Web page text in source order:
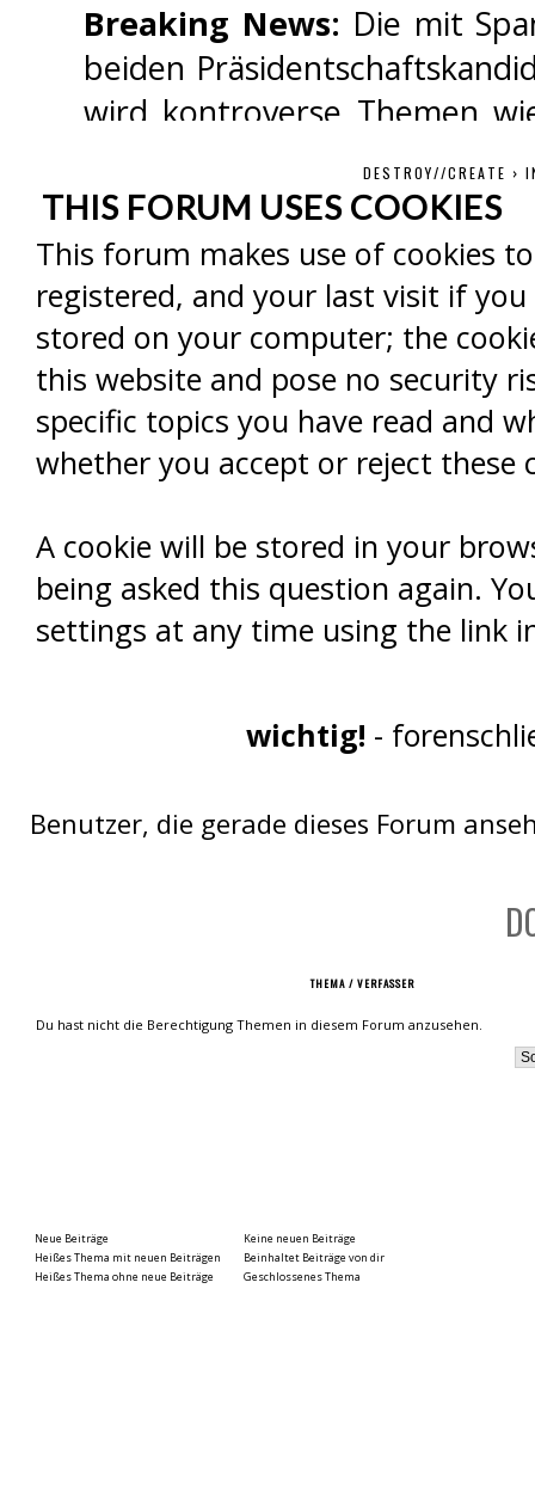
Breaking News: Die mit
beiden
wird kontroverse Themen
Sicherheitspolitik
nichts schenken. Der
einem einzigartigen TV-Event
wird! Wer wird die Wähler
seine Seite ziehen und als
Sie sich bereit für ein
Wahlen!
DESTROY//CREATE ›
THIS FORUM USES COOKIES
This forum makes use of cookies
registered, and your last visit if
stored on your computer; the
this website and pose no security
specific topics you have read and
whether you accept or reject these
A cookie will be stored in your
being asked this question again.
settings at any time using the link
wichtig! -
Benutzer, die gerade dieses Forum
THEMA /VERFASSER
Du hast nicht die Berechtigung Themen in diesem Forum anzusehen.
Neue Beiträge
Heißes Thema mit neuen Beiträgen
Heißes Thema ohne neue Beiträge
Keine neuen Beiträge
Beinhaltet Beiträge von dir
Geschlossenes Thema